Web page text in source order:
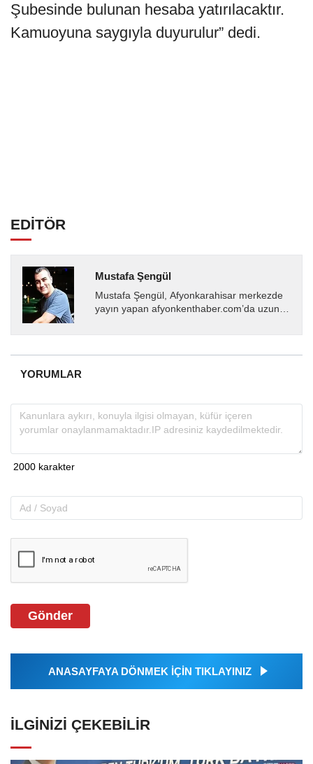
Şubesinde bulunan hesaba yatırılacaktır.
Kamuoyuna saygıyla duyurulur” dedi.
EDİTÖR
Mustafa Şengül
Mustafa Şengül, Afyonkarahisar merkezde
yayın yapan afyonkenthaber.com’da uzun
almakta, haber akışı...
YORUMLAR
Gönder
ANASAYFAYA DÖNMEK İÇİN TIKLAYINIZ
İLGINIZI ÇEKEBILIR